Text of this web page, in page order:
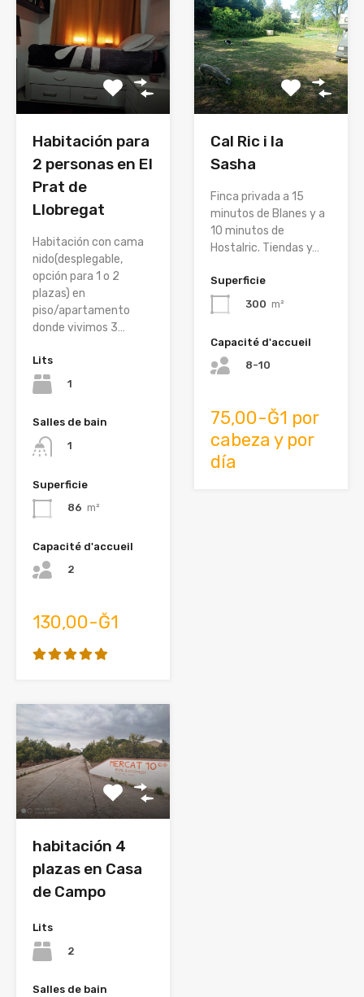
Habitación para
2 personas en El
Prat de
Llobregat
Habitación con cama
nido(desplegable,
opción para 1 o 2
plazas) en
piso/apartamento
donde vivimos 3…
Lits
1
Salles de bain
1
Superficie
86 m²
Capacité d'accueil
2
130,00-Ğ1
Cal Ric i la
Sasha
Finca privada a 15
minutos de Blanes y a
10 minutos de
Hostalric. Tiendas y…
Superficie
300 m²
Capacité d'accueil
8-10
75,00-Ğ1 por
cabeza y por
día
habitación 4
plazas en Casa
de Campo
Lits
2
Salles de bain